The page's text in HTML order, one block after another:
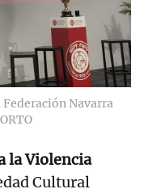
Navarra
la Violencia
Cultural